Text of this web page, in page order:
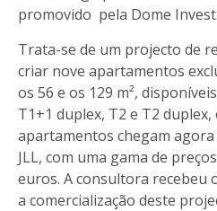
promovido pela Dome Invest.
Trata-se de um projecto de
criar nove apartamentos
os 56 e os 129 m²,
T1+1 duplex, T2 e T2 duplex,
apartamentos chegam
JLL, com uma gama de
euros. A consultora recebeu
a comercialização deste